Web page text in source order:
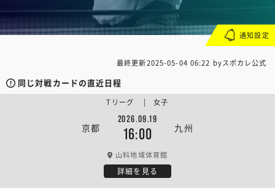
最終更新2025-05-04 06:22 byスポカレ公式
同じ対戦カードの直近日程
京都
2026.09.19
16:00 九州
Tリーグ | 女子
山科地域体育館
詳細を見る
通知設定